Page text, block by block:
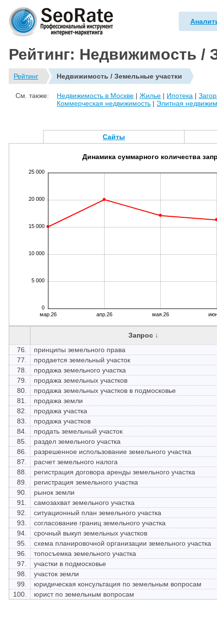
Рейтинг: Недвижимость /
Рейтинг Недвижимость / Земельные участки
См. также: Недвижимость в Москве |Жилье | Ипотека |
Коммерческая недвижимость | Элитная
Сайты
0
5 000
10 000
15 000
20 000
25 000
мар.26 апр.26 мая.26
Динамика суммарного количества
Запрос ↓
76.
принципы земельного права
77.
продается земельный участок
78.
продажа земельного участка
79.
продажа земельных участков
80.
продажа земельных участков в подмосковье
81.
продажа земли
82.
продажа участка
83.
продажа участков
84.
продать земельный участок
85.
раздел земельного участка
86.
разрешенное использование земельного участка
87.
расчет земельного налога
88.
регистрация договора аренды земельного участка
89.
регистрация земельного участка
90.
рынок земли
91.
самозахват земельного участка
92.
ситуационный план земельного участка
93.
согласование границ земельного участка
94.
срочный выкуп земельных участков
95.
схема планировочной организации земельного участка
96.
топосъемка земельного участка
97.
участки в подмосковье
98.
участок земли
99.
юридическая консультация по земельным вопросам
100.
юрист по земельным вопросам